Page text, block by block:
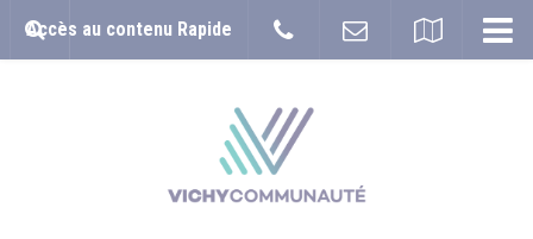
Accès au contenu Rapide